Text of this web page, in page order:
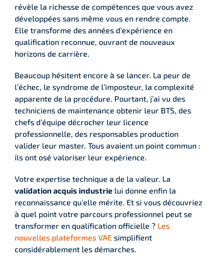
révèle la richesse de compétences que vous avez
développées sans même vous en rendre compte.
Elle transforme des années d’expérience en
qualification reconnue, ouvrant de nouveaux
horizons de carrière.
Beaucoup hésitent encore à se lancer. La peur de
l’échec, le syndrome de l’imposteur, la complexité
apparente de la procédure. Pourtant, j’ai vu des
techniciens de maintenance obtenir leur BTS, des
chefs d’équipe décrocher leur licence
professionnelle, des responsables production
valider leur master. Tous avaient un point commun :
ils ont osé valoriser leur expérience.
Votre expertise technique a de la valeur. La
validation acquis industrie lui donne enfin la
reconnaissance qu’elle mérite. Et si vous découvriez
à quel point votre parcours professionnel peut se
transformer en qualification officielle ? Les
nouvelles plateformes VAE simplifient
considérablement les démarches.